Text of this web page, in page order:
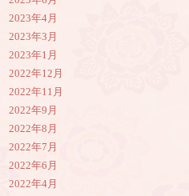
2023年4月
2023年3月
2023年1月
2022年12月
2022年11月
2022年9月
2022年8月
2022年7月
2022年6月
2022年4月